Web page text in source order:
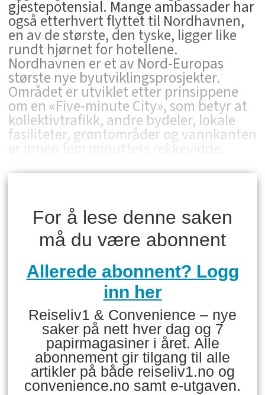
gjestepotensial. Mange ambassader har
også etterhvert flyttet til Nordhavnen,
en av de største, den tyske, ligger like
rundt hjørnet for hotellene.
Nordhavnen er et av Nord-Europas
største nye byutviklingsprosjekter.
Området er utviklet etter prinsippene
om en «Five-minute City», som betyr at
kollektivtrafikk, andre bydeler, lokale
fasiliteter, grøntområder og vannkanten
er innen fem minutters rekkevidde.
For å lese denne saken
må du være abonnent
Allerede abonnent? Logg
inn her
Reiseliv1 & Convenience – nye
saker på nett hver dag og 7
papirmagasiner i året. Alle
abonnement gir tilgang til alle
artikler på både reiseliv1.no og
convenience.no samt e-utgaven.